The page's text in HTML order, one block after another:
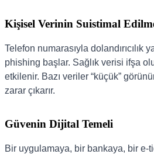
Kişisel Verinin Suistimal
Telefon numarasıyla dolandırıcılık
phishing başlar. Sağlık verisi ifşa
etkilenir. Bazı veriler “küçük”
zarar çıkarır.
Güvenin Dijital Temeli
Bir uygulamaya, bir bankaya, bir e-